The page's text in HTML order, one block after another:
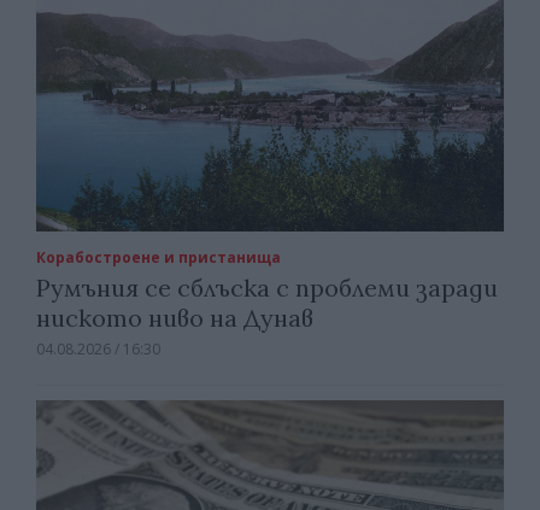
Корабостроене и пристанища
Румъния се сблъска с проблеми заради
ниското ниво на Дунав
04.08.2026 / 16:30